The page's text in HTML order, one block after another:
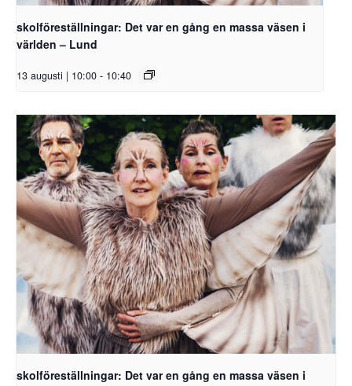
skolföreställningar: Det var en gång en massa väsen i
världen – Lund
13 augusti | 10:00 - 10:40
skolföreställningar: Det var en gång en massa väsen i